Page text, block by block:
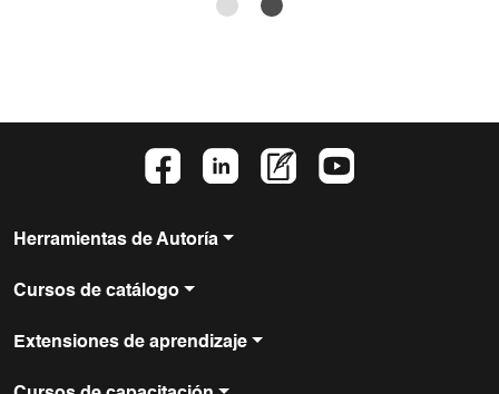
Herramientas de Autoría
Cursos de catálogo
Extensiones de aprendizaje